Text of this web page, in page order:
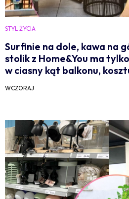
STYL ŻYCIA
Surfinie na dole, kawa na
stolik z Home&You ma
w ciasny kąt balkonu,
WCZORAJ